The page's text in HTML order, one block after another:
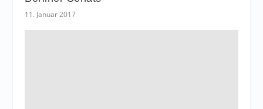
11. Januar 2017